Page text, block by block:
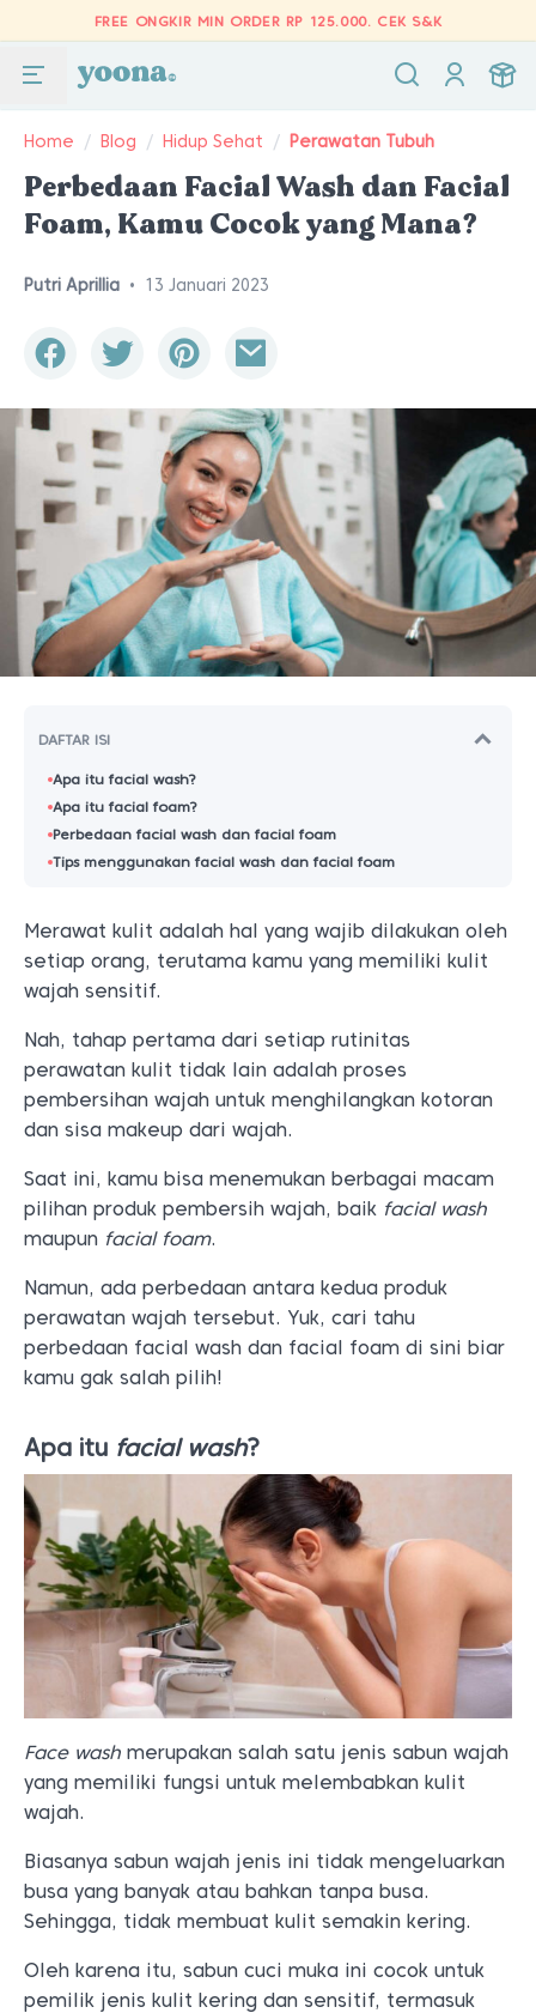
FREE ONGKIR MIN ORDER RP 125.000. CEK S&K
Home / Blog / Hidup Sehat / Perawatan Tubuh
Perbedaan Facial Wash dan Facial
Foam, Kamu Cocok yang Mana?
Putri Aprillia • 13 Januari 2023
DAFTAR ISI
Apa itu facial wash?
Apa itu facial foam?
Perbedaan facial wash dan facial foam
Tips menggunakan facial wash dan facial foam
Merawat kulit adalah hal yang wajib dilakukan oleh
setiap orang, terutama kamu yang memiliki kulit
wajah sensitif.
Nah, tahap pertama dari setiap rutinitas
perawatan kulit tidak lain adalah proses
pembersihan wajah untuk menghilangkan kotoran
dan sisa makeup dari wajah.
Saat ini, kamu bisa menemukan berbagai macam
pilihan produk pembersih wajah, baik facial wash
maupun facial foam.
Namun, ada perbedaan antara kedua produk
perawatan wajah tersebut. Yuk, cari tahu
perbedaan facial wash dan facial foam di sini biar
kamu gak salah pilih!
Apa itu facial wash?
Face wash merupakan salah satu jenis sabun wajah
yang memiliki fungsi untuk melembabkan kulit
wajah.
Biasanya sabun wajah jenis ini tidak mengeluarkan
busa yang banyak atau bahkan tanpa busa.
Sehingga, tidak membuat kulit semakin kering.
Oleh karena itu, sabun cuci muka ini cocok untuk
pemilik jenis kulit kering dan sensitif, termasuk